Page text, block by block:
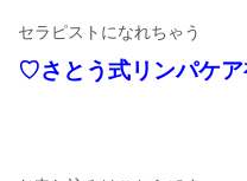
セラピストになれちゃう
♡さとう式リンパケ